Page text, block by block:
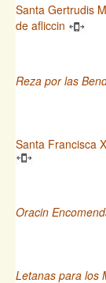
Santa Gertrudis
de afliccin
Reza por las
Santa Francisca
Oracin
Letanas para los